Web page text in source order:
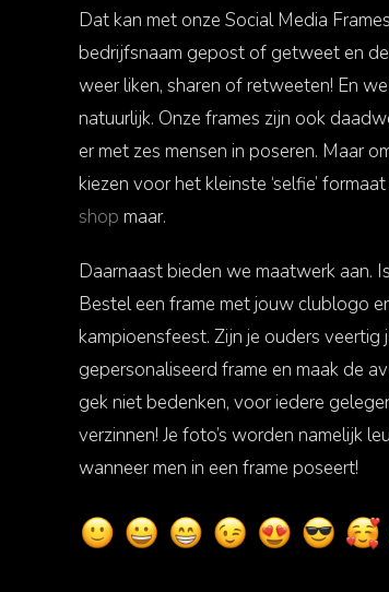
Dat kan met onze Social Media
bedrijfsnaam gepost of getweet en
weer liken, sharen of retweeten! En
natuurlijk. Onze frames zijn ook
er met zes mensen in poseren. Maar
kiezen voor het kleinste ‘selfie’
shop maar.
Daarnaast bieden we maatwerk aan.
Bestel een frame met jouw clublogo
kampioensfeest. Zijn je ouders
gepersonaliseerd frame en maak de
gek niet bedenken, voor iedere
verzinnen! Je foto’s worden namelijk
wanneer men in een frame poseert!